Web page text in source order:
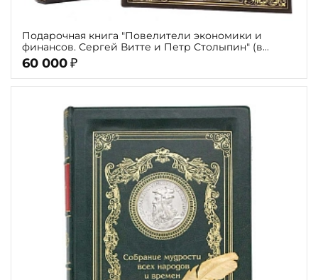
Подарочная книга "Повелители экономики и
финансов. Сергей Витте и Петр Столыпин" (в
футляре)
60 000 ₽